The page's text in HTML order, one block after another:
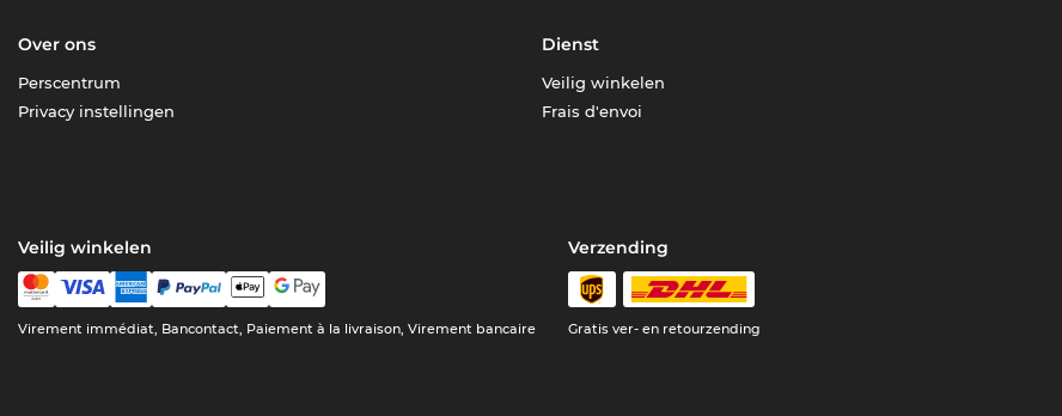
Over ons
Perscentrum
Privacy instellingen
Dienst
Veilig winkelen
Frais d'envoi
Veilig winkelen
Virement immédiat, Bancontact, Paiement à la livraison, Virement bancaire
Verzending
Gratis ver- en retourzending